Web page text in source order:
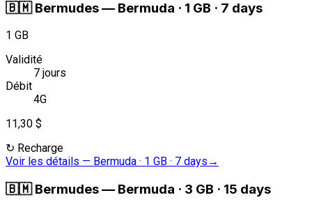
🇧🇲 Bermudes— Bermuda · 1 GB · 7 days
1 GB
Validité
7 jours
Débit
4G
11,30 $
↻ Recharge
Voir les détails — Bermuda · 1 GB · 7 days →
🇧🇲 Bermudes— Bermuda · 3 GB · 15 days